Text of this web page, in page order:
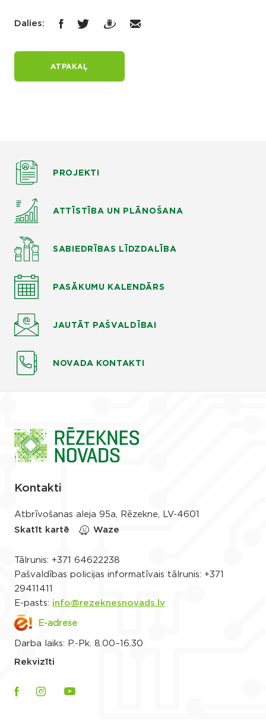
Dalies:
ATPAKAĻ
PROJEKTI
ATTĪSTĪBA UN PLĀNOŠANA
SABIEDRĪBAS LĪDZDALĪBA
PASĀKUMU KALENDĀRS
JAUTĀT PAŠVALDĪBAI
NOVADA KONTAKTI
Kontakti
Atbrīvošanas aleja 95a, Rēzekne, LV-4601
Skatīt kartē
Waze
Tālrunis: +371 64622238
Pašvaldības policijas informatīvais tālrunis: +371
29411411
E-pasts: info@rezeknesnovads.lv
E-adrese
Darba laiks: P.-Pk. 8.00–16.30
Rekvizīti